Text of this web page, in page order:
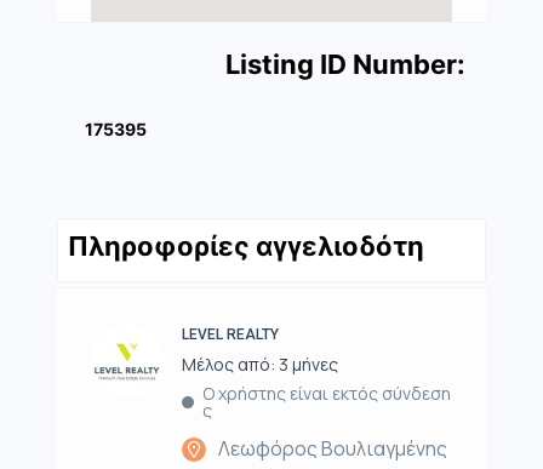
Listing ID Number:
175395
Πληροφορίες αγγελιοδότη
LEVEL REALTY
Μέλος από: 3 μήνες
Ο χρήστης είναι εκτός σύνδεση
ς
Λεωφόρος Βουλιαγμένης